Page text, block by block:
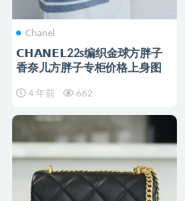
Chanel
𝗖𝗛𝗔𝗡𝗘𝗟22s编织金球方胖子
香奈儿方胖子专柜价格上身图
4 年前 662